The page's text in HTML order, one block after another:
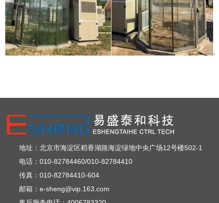
地址：北京市海淀区稻香湖路海淀绿地中央广场12号楼502-1
电话：010-82784460/010-82784410
传真：010-82784410-604
邮箱：e-sheng@vip.163.com